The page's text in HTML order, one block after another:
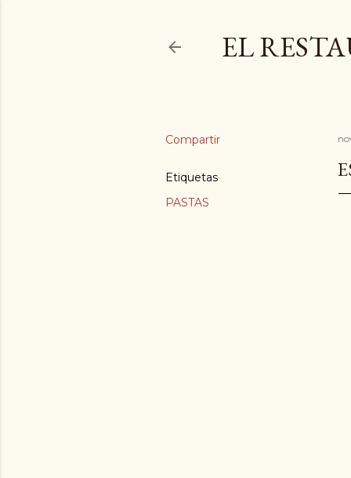
EL
Compartir
Etiquetas
PASTAS